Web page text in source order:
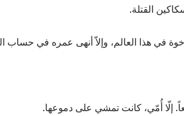
القتلة.
أخوة في هذا العالم، وإلاّ أنهى عمره في حساب
إلّا أُمّي، كانت تمشي على دموعها.